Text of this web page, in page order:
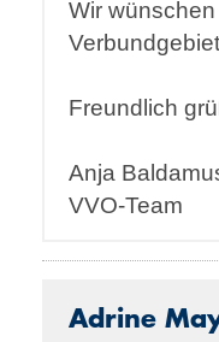
Wir
Freundlich
Anja
VVO-Team
Adrine